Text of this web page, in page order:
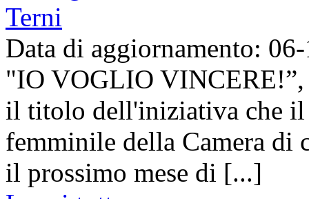
Terni
Data di aggiornamento:
"IO VOGLIO VINCERE!”,
il titolo dell'iniziativa che il
femminile della Camera di
il prossimo mese di [...]